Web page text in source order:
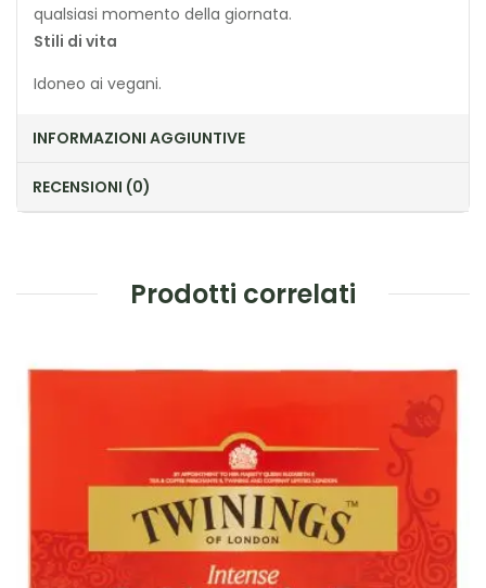
qualsiasi momento della giornata.
Stili di vita
Idoneo ai vegani.
INFORMAZIONI AGGIUNTIVE
RECENSIONI (0)
Prodotti correlati